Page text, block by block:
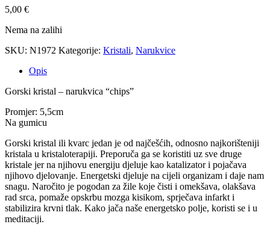
5,00 €
Nema na zalihi
SKU: N1972 Kategorije: Kristali, Narukvice
Opis
Gorski kristal – narukvica “chips”
Promjer: 5,5cm
Na gumicu
Gorski kristal ili kvarc jedan je od najčešćih, odnosno najkorišteniji
kristala u kristaloterapiji. Preporuča ga se koristiti uz sve druge
kristale jer na njihovu energiju djeluje kao katalizator i pojačava
njihovo djelovanje. Energetski djeluje na cijeli organizam i daje nam
snagu. Naročito je pogodan za žile koje čisti i omekšava, olakšava
rad srca, pomaže opskrbu mozga kisikom, sprječava infarkt i
stabilizira krvni tlak. Kako jača naše energetsko polje, koristi se i u
meditaciji.